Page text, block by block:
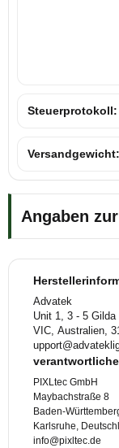
Steuerprotokoll:
Versandgewicht:
Angaben
Advatek
Unit 1, 3 - 5
VIC, Australien,
PIXLtec GmbH
Maybachstraße 8
Baden-
Karlsruhe,
info@pixltec.de